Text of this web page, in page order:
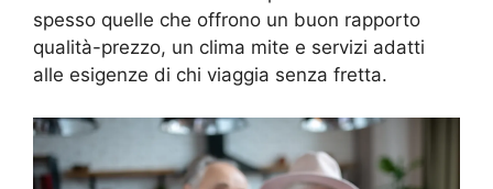
spesso quelle che offrono un buon rapporto
qualità-prezzo, un clima mite e servizi adatti
alle esigenze di chi viaggia senza fretta.